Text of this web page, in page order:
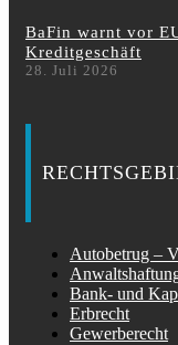
BaFin warnt vor
Kreditgeschäft
28. Juli 2026
Autobetrug –
Bank- und
Erbrecht
Gewerberecht